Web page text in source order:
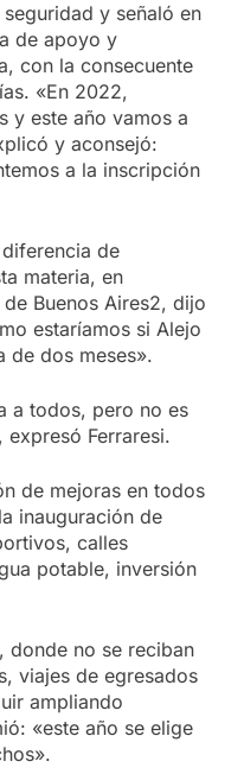
y señaló en
de apoyo y
con la consecuente
«En 2022,
y este año vamos a
y aconsejó:
a la inscripción
de
materia, en
Buenos Aires2, dijo
estaríamos si Alejo
de dos meses».
a todos, pero no es
expresó Ferraresi.
de mejoras en todos
inauguración de
calles
potable, inversión
donde no se reciban
viajes de egresados
ampliando
«este año se elige